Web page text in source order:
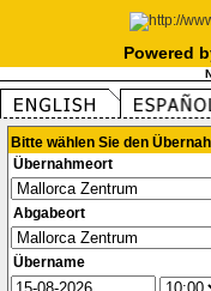
Powered
Bitte wählen Sie den
Übernahmeort
Abgabeort
Übername